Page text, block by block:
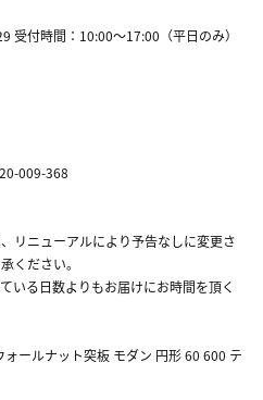
受付時間：10:00～17:00（平日のみ）
009-368
リニューアルにより予告なしに変更さ
ください。
いる日数よりもお届けにお時間を頂く
ールナット突板 モダン 円形 60 600 テ